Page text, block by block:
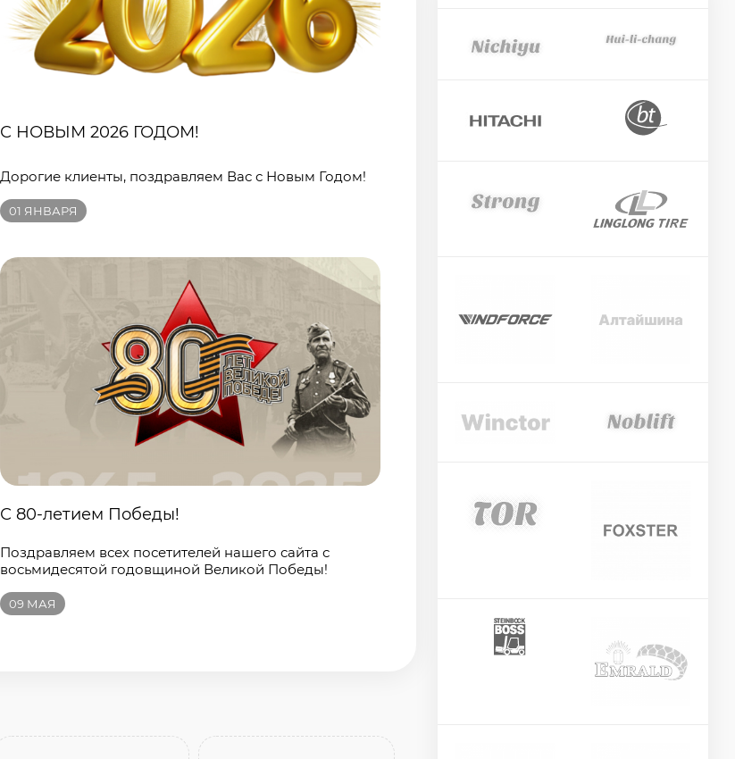
С НОВЫМ 2026 ГОДОМ!
Дорогие клиенты, поздравляем Вас с Новым Годом!
01 ЯНВАРЯ
С 80-летием Победы!
Поздравляем всех посетителей нашего сайта с
восьмидесятой годовщиной Великой Победы!
09 МАЯ